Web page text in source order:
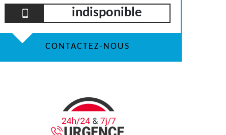
indisponible
CONTACTEZ-NOUS